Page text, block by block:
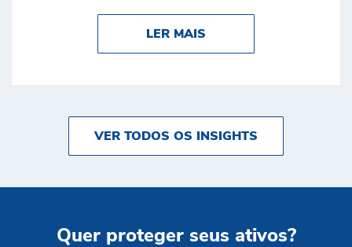
LER MAIS
VER TODOS OS INSIGHTS
Quer proteger seus ativos?